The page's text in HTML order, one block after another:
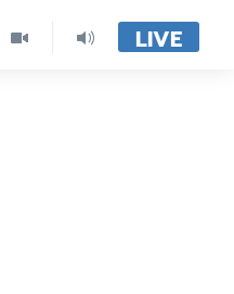
LIVE